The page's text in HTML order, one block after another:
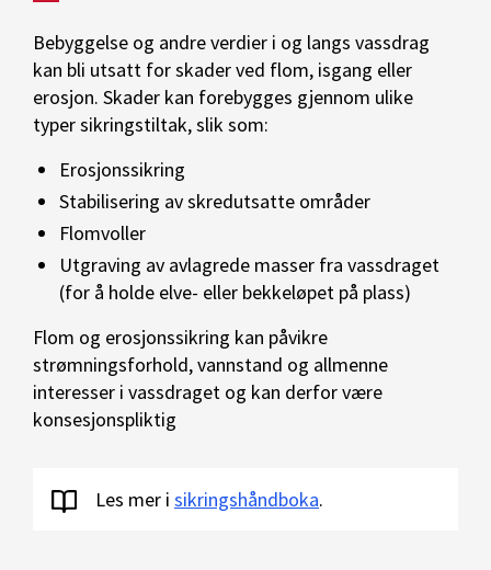
Bebyggelse og andre verdier i og langs vassdrag
kan bli utsatt for skader ved flom, isgang eller
erosjon. Skader kan forebygges gjennom ulike
typer sikringstiltak, slik som:
Erosjonssikring
Stabilisering av skredutsatte områder
Flomvoller
Utgraving av avlagrede masser fra vassdraget
(for å holde elve- eller bekkeløpet på plass)
Flom og erosjonssikring kan påvikre
strømningsforhold, vannstand og allmenne
interesser i vassdraget og kan derfor være
konsesjonspliktig
Les mer i sikringshåndboka.